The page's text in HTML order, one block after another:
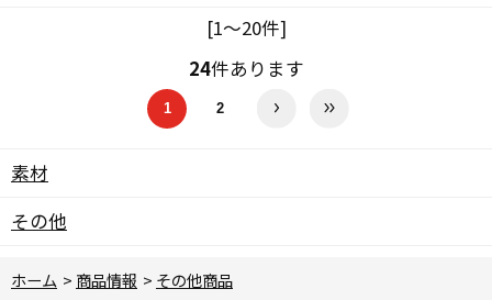
[1～20件]
24件あります
1 2
素材
その他
ホーム > 商品情報 > その他商品